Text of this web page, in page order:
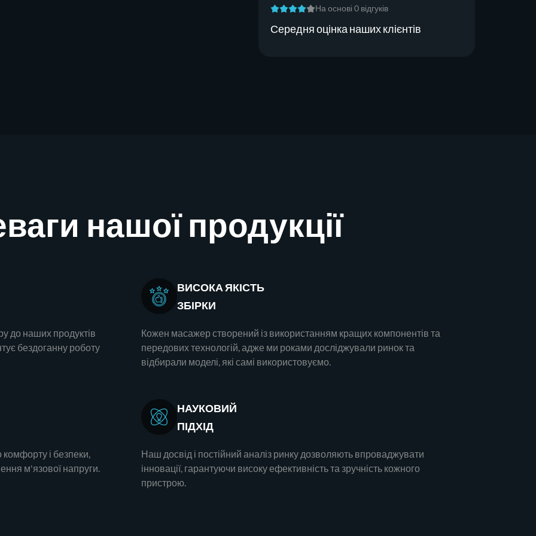
На основі 0 відгуків
Середня оцінка наших клієнтів
нашої продукції
до наших продуктів
бездоганну роботу
ВИСОКА ЯКІСТЬ
ЗБІРКИ
Кожен масажер створений із використанням кращих компонентів та
передових технологій, адже ми роками досліджували ринок та
відбирали моделі, які самі використовуємо.
і безпеки,
м'язової напруги.
НАУКОВИЙ
ПІДХІД
Наш досвід і постійний аналіз ринку дозволяють впроваджувати
інновації, гарантуючи високу ефективність та зручність кожного
пристрою.